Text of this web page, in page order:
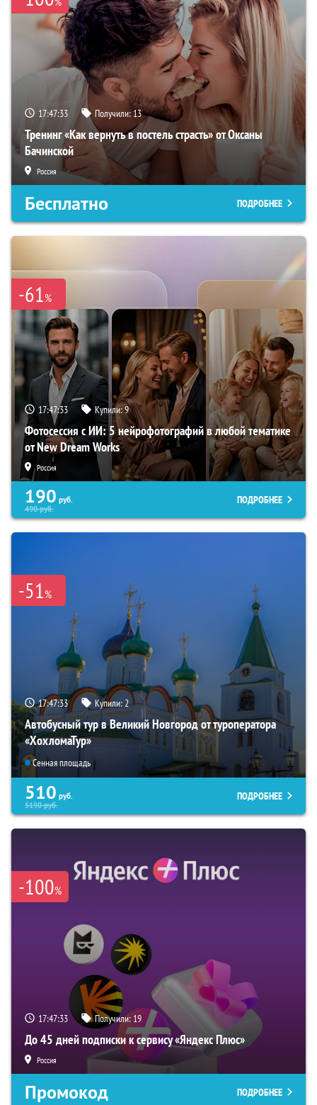
17:47:32 Получили:13
Тренинг «Как вернуть в постель страсть» от Оксаны
Бачинской
Россия
Бесплатно ПОДРОБНЕЕ
-61%
17:47:32 Купили:9
Фотосессия с ИИ: 5 нейрофотографий в любой тематике
от New Dream Works
Россия
190 руб.
490руб.
ПОДРОБНЕЕ
-51%
17:47:32 Купили:2
Автобусный тур в Великий Новгород от туроператора
«ХохломаТур»
Сенная площадь
510 руб.
5190руб.
ПОДРОБНЕЕ
-100%
17:47:32 Получили: 19
До 45 дней подписки к сервису «Яндекс Плюс»
Россия
Промокод ПОДРОБНЕЕ